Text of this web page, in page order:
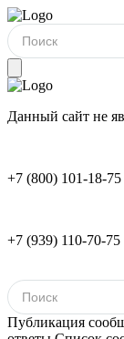
Данный сайт не
+7 (800) 101-18-75
+7 (939) 110-70-75
Публикация